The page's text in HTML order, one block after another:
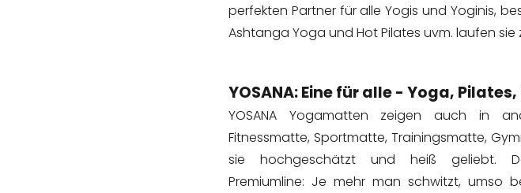
perfekten Partner für alle Yogis und Yoginis,
Ashtanga Yoga und Hot Pilates uvm. laufen
YOSANA: Eine für alle - Yoga,
YOSANA Yogamatten zeigen auch in
Fitnessmatte, Sportmatte, Trainingsmatte,
sie hochgeschätzt und heiß geliebt.
Premiumline: Je mehr man schwitzt, umso